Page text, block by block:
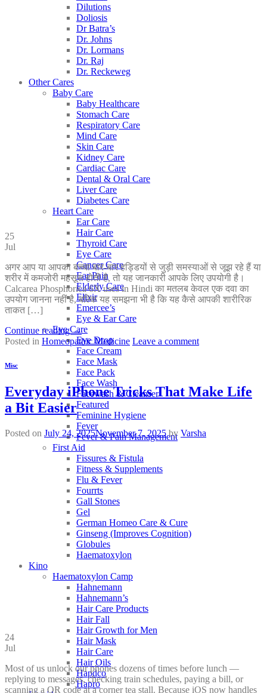
Dilutions
Doliosis
Dr Batra’s
Dr. Johns
Dr. Lormans
Dr. Raj
Dr. Reckeweg
Other Cares
Baby Care
Baby Healthcare
Stomach Care
Respiratory Care
Mind Care
Skin Care
Kidney Care
Cardiac Care
Dental & Oral Care
Liver Care
Diabetes Care
Heart Care
Ear Care
Hair Care
Thyroid Care
Eye Care
Cancer Care
Ear Pain
Elderly Care
Elixir
Emercee’s
Eye & Ear Care
Eye Care
Eye Drop
Face Cream
Face Mask
Face Pack
Face Wash
Facewash & Cleanser
Featured
Feminine Hygiene
Fever
Fever & Pain Management
First Aid
Fissures & Fistula
Fitness & Supplements
Flu & Fever
Fourrts
Gall Stones
Gel
German Homeo Care & Cure
Ginseng (Improves Cognition)
Globules
Haematoxylon
Kino
Haematoxylon Camp
Hahnemann
Hahnemann’s
Hair Care Products
Hair Fall
Hair Growth for Men
Hair Mask
Hair Care
Hair Oils
Hapdco
Hapro
25
Jul
अगर आप या आपका बच्चा बार-बार हड्डियों से जुड़ी समस्याओं से जूझ रहे हैं या
शरीर में कमजोरी महसूस होती है, तो यह जानकारी आपके लिए उपयोगी है।
Calcarea Phosphorica 6X uses in Hindi का मतलब केवल एक दवा का
उपयोग जानना नहीं है, बल्कि यह समझना भी है कि यह कैसे आपकी शारीरिक
ताकत […]
Continue reading→
Posted in Homeopathic Medicine Leave a comment
Misc
Everyday iPhone Tricks That Make Life
a Bit Easier
Posted on July 24, 2025November 7, 2025 by Varsha
24
Jul
Most of us unlock our phones dozens of times before lunch —
replying to messages, checking train schedules, paying a bill, or
scanning a QR code at a corner tea stall. Because iOS now handles